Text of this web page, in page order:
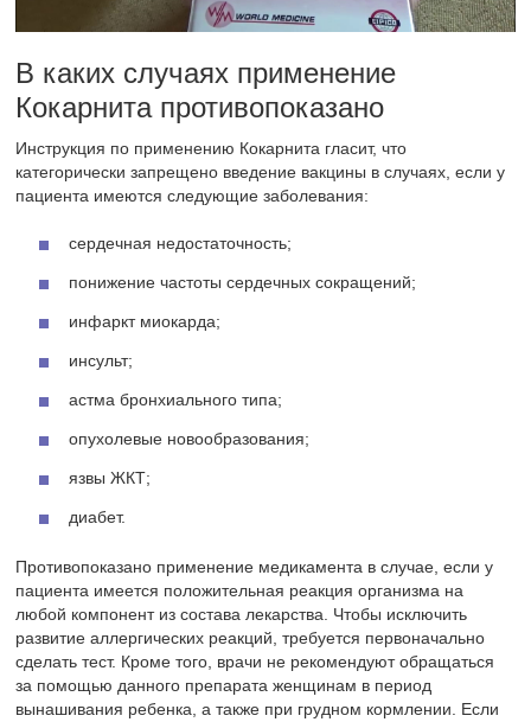
В каких случаях применение
Кокарнита противопоказано
Инструкция по применению Кокарнита гласит, что
категорически запрещено введение вакцины в случаях, если у
пациента имеются следующие заболевания:
сердечная недостаточность;
понижение частоты сердечных сокращений;
инфаркт миокарда;
инсульт;
астма бронхиального типа;
опухолевые новообразования;
язвы ЖКТ;
диабет.
Противопоказано применение медикамента в случае, если у
пациента имеется положительная реакция организма на
любой компонент из состава лекарства. Чтобы исключить
развитие аллергических реакций, требуется первоначально
сделать тест. Кроме того, врачи не рекомендуют обращаться
за помощью данного препарата женщинам в период
вынашивания ребенка, а также при грудном кормлении. Если